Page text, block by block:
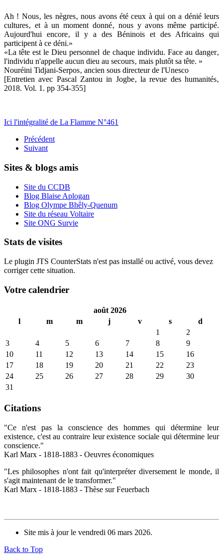
Ah ! Nous‚ les nègres‚ nous avons été ceux à qui on a dénié leurs
cultures‚ et à un moment donné‚ nous y avons même participé.
Aujourd'hui encore‚ il y a des Béninois et des Africains qui
participent à ce déni.»
«La tête est le Dieu personnel de chaque individu. Face au danger‚
l'individu n'appelle aucun dieu au secours‚ mais plutôt sa tête. »
Nouréini Tidjani-Serpos‚ ancien sous directeur de l'Unesco
[Entretien avec Pascal Zantou in Jogbe‚ la revue des humanités‚
2018. Vol. 1. pp 354-355]
Ici l'intégralité de La Flamme N°461
Précédent
Suivant
Sites & blogs amis
Site du CCDB
Blog Blaise Aplogan
Blog Olympe Bhêly-Quenum
Site du réseau Voltaire
Site ONG Survie
Stats de visites
Le plugin JTS CounterStats n'est pas installé ou activé, vous devez
corriger cette situation.
Votre calendrier
août 2026
l
m m j v s
d
1
2
3
4 5 6 7 8
9
10
11 12 13 14 15
16
17
18 19 20 21 22
23
24
25 26 27 28 29
30
31
Citations
"Ce n'est pas la conscience des hommes qui détermine leur
existence, c'est au contraire leur existence sociale qui détermine leur
conscience."
Karl Marx - 1818-1883 - Oeuvres économiques
"Les philosophes n'ont fait qu'interpréter diversement le monde, il
s'agit maintenant de le transformer."
Karl Marx - 1818-1883 - Thèse sur Feuerbach
Site mis à jour le vendredi 06 mars 2026.
Back to Top